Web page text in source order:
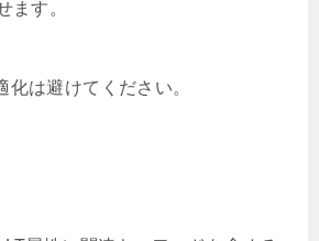
ます。
化は避けてください。